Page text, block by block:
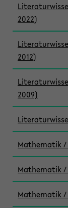
2022)
2012)
2009)
Mathematik /
Mathematik /
Mathematik /